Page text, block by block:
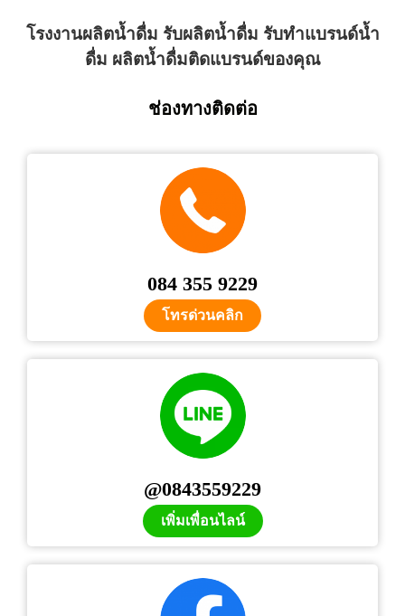
โรงงานผลิตน้ำดื่ม รับผลิตน้ำดื่ม รับทำแบรนด์น้ำ
ดื่ม ผลิตน้ำดื่มติดแบรนด์ของคุณ
ช่องทางติดต่อ
084 355 9229
โทรด่วนคลิก
@0843559229
เพิ่มเพื่อนไลน์